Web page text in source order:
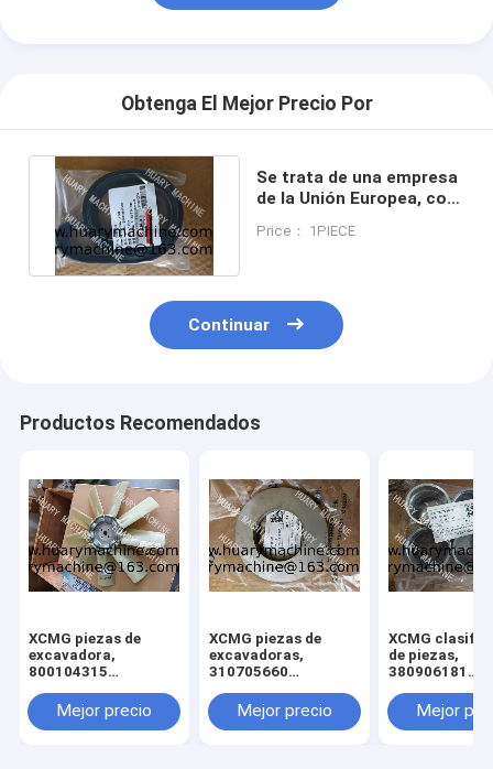
Obtenga El Mejor Precio Por
Se trata de una empresa
de la Unión Europea, con
Price： 1PIECE
Continuar
Productos Recomendados
XCMG piezas de
excavadora,
800104315
xcmg xe 130 xe 150
Mejor precio
XCMG piezas de
excavadoras,
310705660
3299000666
329900710
Mejor precio
XCMG
de piezas,
380906181
380901055
para gr230
Mejor